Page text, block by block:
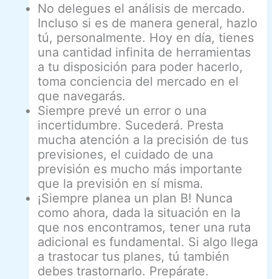
No delegues el análisis de mercado.
Incluso si es de manera general, hazlo
tú, personalmente. Hoy en día, tienes
una cantidad infinita de herramientas
a tu disposición para poder hacerlo,
toma conciencia del mercado en el
que navegarás.
Siempre prevé un error o una
incertidumbre. Sucederá. Presta
mucha atención a la precisión de tus
previsiones, el cuidado de una
previsión es mucho más importante
que la previsión en sí misma.
¡Siempre planea un plan B! Nunca
como ahora, dada la situación en la
que nos encontramos, tener una ruta
adicional es fundamental. Si algo llega
a trastocar tus planes, tú también
debes trastornarlo. Prepárate.